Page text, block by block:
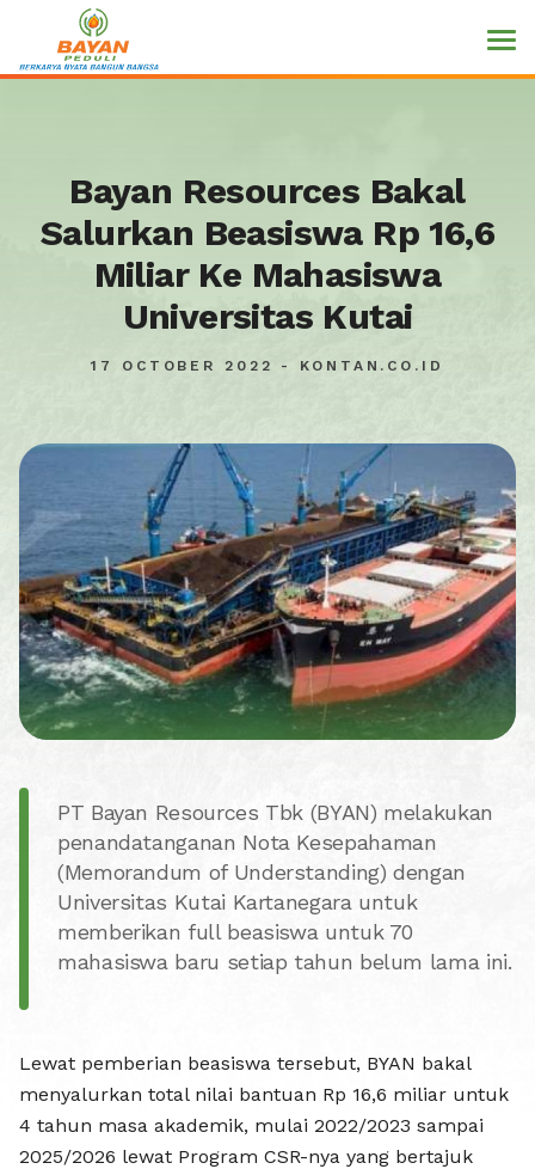
BAYAN
Bayan Resources Bakal
Salurkan Beasiswa Rp 16,6
Miliar Ke Mahasiswa
Universitas Kutai
17 OCTOBER 2022 - KONTAN.CO.ID
PT Bayan Resources Tbk (BYAN) melakukan
penandatanganan Nota Kesepahaman
(Memorandum of Understanding) dengan
Universitas Kutai Kartanegara untuk
memberikan full beasiswa untuk 70
mahasiswa baru setiap tahun belum lama ini.
Lewat pemberian beasiswa tersebut, BYAN bakal
menyalurkan total nilai bantuan Rp 16,6 miliar untuk
4 tahun masa akademik, mulai 2022/2023 sampai
2025/2026 lewat Program CSR-nya yang bertajuk